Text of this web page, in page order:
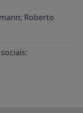
; Roberto